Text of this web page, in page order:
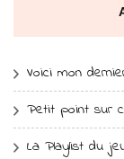
Voici mon
Petit point sur
La Playlist du